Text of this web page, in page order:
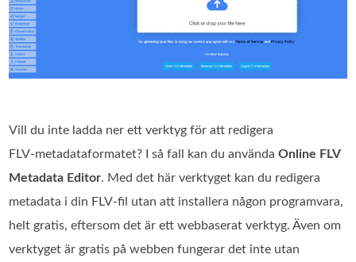
Vill du inte ladda ner ett verktyg för att redigera
FLV‑metadataformatet? I så fall kan du användaOnline FLV
Metadata Editor. Med det här verktyget kan du redigera
metadata i din FLV‑fil utan att installera någon programvara,
helt gratis, eftersom det är ett webbaserat verktyg. Även om
verktyget är gratis på webben fungerar det inte utan